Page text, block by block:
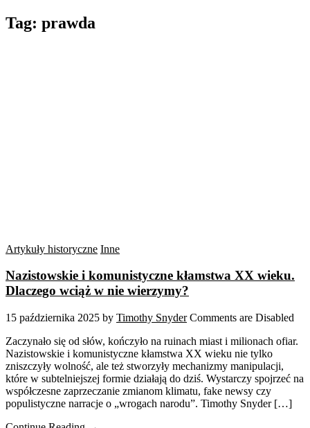
Tag: prawda
Artykuły historyczne Inne
Nazistowskie i komunistyczne kłamstwa XX wieku.
Dlaczego wciąż w nie wierzymy?
15 października 2025 by Timothy Snyder Comments are Disabled
Zaczynało się od słów, kończyło na ruinach miast i milionach ofiar.
Nazistowskie i komunistyczne kłamstwa XX wieku nie tylko
zniszczyły wolność, ale też stworzyły mechanizmy manipulacji,
które w subtelniejszej formie działają do dziś. Wystarczy spojrzeć na
współczesne zaprzeczanie zmianom klimatu, fake newsy czy
populistyczne narracje o „wrogach narodu”. Timothy Snyder […]